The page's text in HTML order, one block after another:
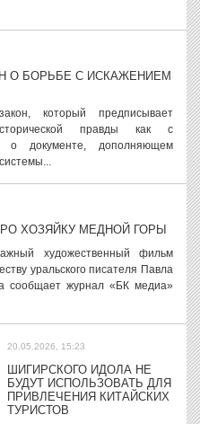
О БОРЬБЕ С ИСКАЖЕНИЕМ
который предписывает
правды как с
о документе, дополняющем
ХОЗЯЙКУ МЕДНОЙ ГОРЫ
художественный фильм
уральского писателя Павла
сообщает журнал «БК медиа»
20.05.2026, 15:23
ШИГИРСКОГО ИДОЛА НЕ
БУДУТ ИСПОЛЬЗОВАТЬ ДЛЯ
ПРИВЛЕЧЕНИЯ КИТАЙСКИХ
ТУРИСТОВ